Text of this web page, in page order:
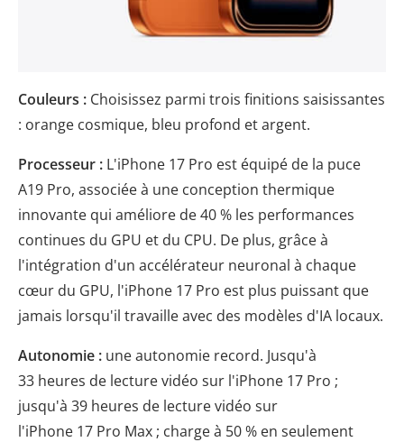
Couleurs : Choisissez parmi trois finitions saisissantes
: orange cosmique, bleu profond et argent.
Processeur : L'iPhone 17 Pro est équipé de la puce
A19 Pro, associée à une conception thermique
innovante qui améliore de 40 % les performances
continues du GPU et du CPU. De plus, grâce à
l'intégration d'un accélérateur neuronal à chaque
cœur du GPU, l'iPhone 17 Pro est plus puissant que
jamais lorsqu'il travaille avec des modèles d'IA locaux.
Autonomie : une autonomie record. Jusqu'à
33 heures de lecture vidéo sur l'iPhone 17 Pro ;
jusqu'à 39 heures de lecture vidéo sur
l'iPhone 17 Pro Max ; charge à 50 % en seulement